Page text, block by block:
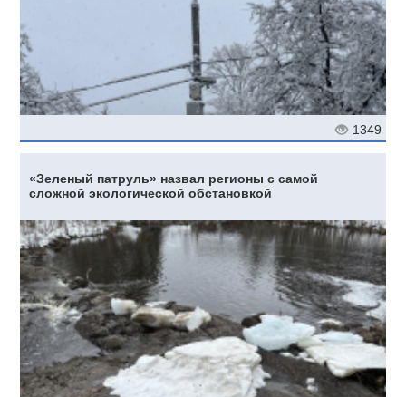
1349
«Зеленый патруль» назвал регионы с самой
сложной экологической обстановкой